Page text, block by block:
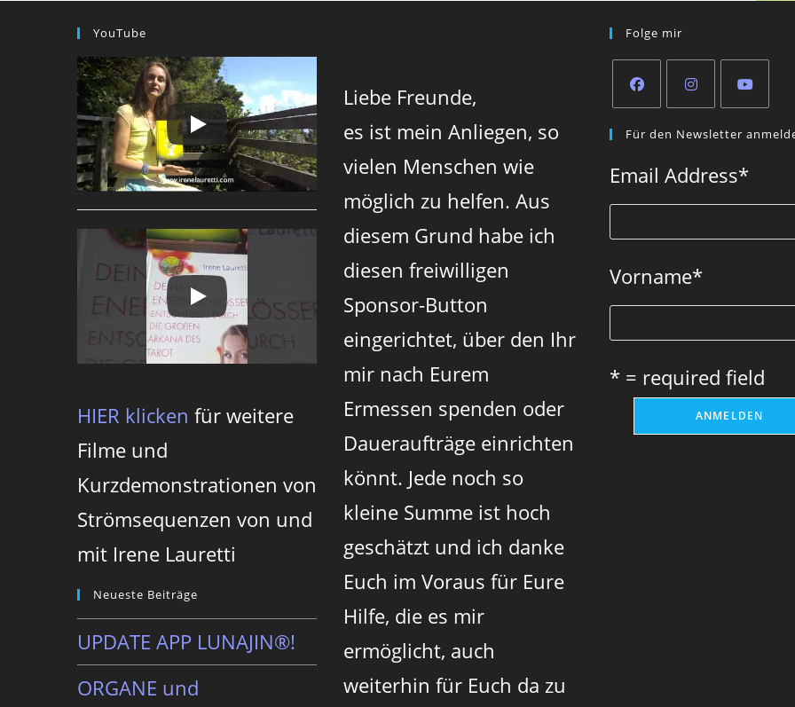
?
YouTube
HIER klicken für weitere
Filme und
Kurzdemonstrationen von
Strömsequenzen von und
mit Irene Lauretti
Neueste Beiträge
UPDATE APP LUNAJIN®!
ORGANE und
Liebe Freunde,
es ist mein Anliegen, so
vielen Menschen wie
möglich zu helfen. Aus
diesem Grund habe ich
diesen freiwilligen
Sponsor-Button
eingerichtet, über den Ihr
mir nach Eurem
Ermessen spenden oder
Daueraufträge einrichten
könnt. Jede noch so
kleine Summe ist hoch
geschätzt und ich danke
Euch im Voraus für Eure
Hilfe, die es mir
ermöglicht, auch
weiterhin für Euch da zu
Folge mir
in
new
tab
in
new
tab
in
new
tab
Für den Newsletter
Email Address*
Vorname*
* = required field